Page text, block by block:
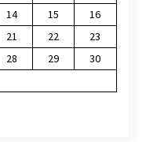
14 15
16
21 22
23
28 29
30